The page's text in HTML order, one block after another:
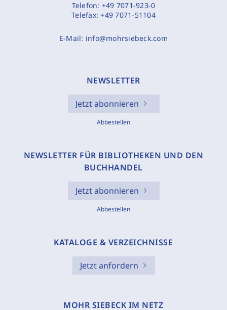
Telefon: +49 7071-923-0
Telefax:+49 7071-51104
E-Mail: info@mohrsiebeck.com
NEWSLETTER
Jetzt abonnieren
Abbestellen
NEWSLETTER FÜR BIBLIOTHEKEN UND DEN
BUCHHANDEL
Jetzt abonnieren
Abbestellen
KATALOGE & VERZEICHNISSE
Jetzt anfordern
MOHR SIEBECK IM NETZ